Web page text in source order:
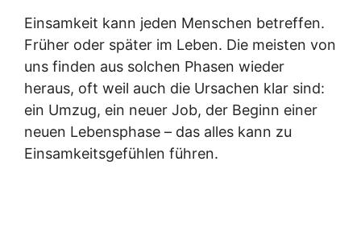
Einsamkeit kann jeden Menschen betreffen.
Früher oder später im Leben. Die meisten von
uns finden aus solchen Phasen wieder
heraus, oft weil auch die Ursachen klar sind:
ein Umzug, ein neuer Job, der Beginn einer
neuen Lebensphase – das alles kann zu
Einsamkeitsgefühlen führen.